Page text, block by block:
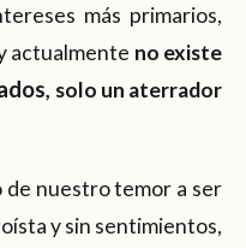
más primarios,
actualmente no existe
, solo un aterrador
nuestro temor a ser
y sin sentimientos,